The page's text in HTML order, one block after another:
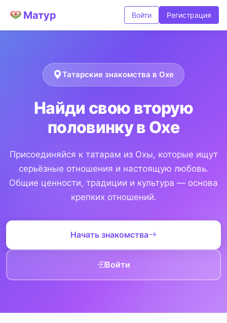
Матур Войти Регистрация
Татарские знакомства в Охе
Найди свою вторую
половинку в Охе
Присоединяйся к татарам из Охы, которые ищут
серьёзные отношения и настоящую любовь.
Общие ценности, традиции и культура — основа
крепких отношений.
Начать знакомства
Войти